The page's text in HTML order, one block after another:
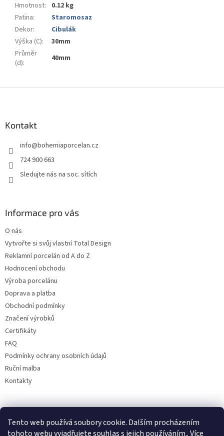
Tento web používá soubory cookie. Dalším procházením
tohoto webu vyjadřujete souhlas s jejich používáním.. Více
Hmotnost:
0.12 kg
Patina:
Staromosaz
Dekor:
Cibulák
Výška (C):
30mm
Průměr
(d): 40mm
Kontakt
info@bohemiaporcelan.cz
724 900 663
Sledujte nás na soc. sítích
Informace pro vás
O nás
Vytvořte si svůj vlastní Total Design
Reklamní porcelán od A do Z
Hodnocení obchodu
Výroba porcelánu
Doprava a platba
Obchodní podmínky
Značení výrobků
Certifikáty
FAQ
Podmínky ochrany osobních údajů
Ruční malba
Kontakty
Facebook